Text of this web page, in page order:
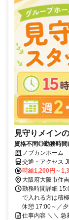
見守りメイン
資格不問◎勤務時間
ノブカンホーム
交通・アクセス
時給1,200円～
大阪府大阪市住
勤務時間詳細
で入れる方は積
休憩 17:00～／
仕事内容 ＼＼ 急